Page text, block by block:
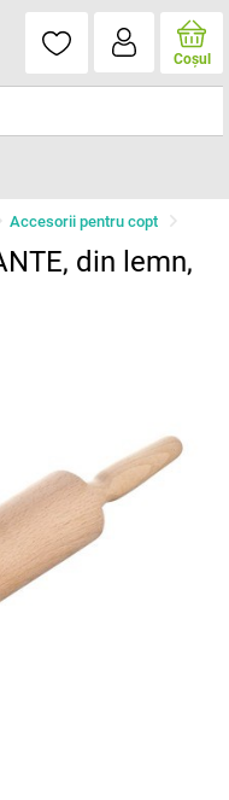
Coşul
Accesorii pentru copt
din lemn,